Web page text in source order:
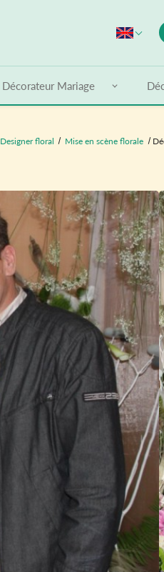
Décorateur Mariage
Designer floral Mise en scène florale